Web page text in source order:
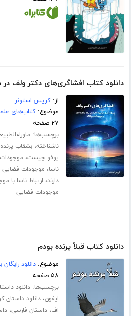
دانلود کتاب افشاگری‌های دکتر ولف در
از:کریس استونر
موضوع:کتاب‌های
۲۷ صفحه
برچسب‌ها:
ناشناخته،بشقاب
یوفو چیست، موجودات
ناسا، موجودات فضایی
دارند، ارتباط ناسا با
موجودات فضایی
دانلود کتاب قبلاً پرنده بودم
موضوع:دانلود
۵۸ صفحه
برچسب‌ها:دانلود
ایفون،دانلود داستان
اف،داستان فارسی،